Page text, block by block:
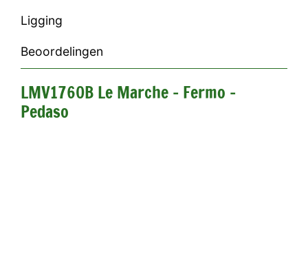
Ligging
Beoordelingen
LMV1760B Le Marche - Fermo -
Pedaso